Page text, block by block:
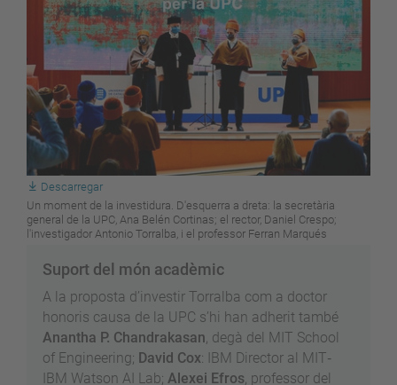
Descarregar
Un moment de la investidura. D'esquerra a dreta: la secretària
general de la UPC, Ana Belén Cortinas; el rector, Daniel Crespo;
l'investigador Antonio Torralba, i el professor Ferran Marqués
Suport del món acadèmic
A la proposta d’investir Torralba com a doctor
honoris causa de la UPC s’hi han adherit també
Anantha P. Chandrakasan , degà del MIT School
of Engineering; David Cox: IBM Director al MIT‐
IBM Watson AI Lab; Alexei Efros , professor del